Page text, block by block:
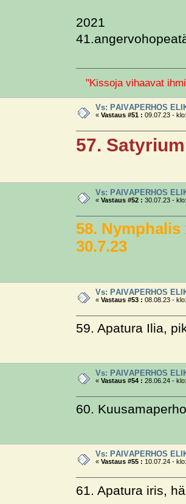
2021
"Kissoja vihaavat
Vs: PÄIVÄPERHOS
«Vastaus #51 : 09.07.23 -
57.
Vs: PÄIVÄPERHOS
«Vastaus #52 : 30.07.23 -
58.
30.7.23
Vs: PÄIVÄPERHOS
«Vastaus #53 : 08.08.23 -
59. Apatura Ilia,
Vs: PÄIVÄPERHOS
«Vastaus #54 : 28.06.24 -
60.
Vs: PÄIVÄPERHOS
«Vastaus #55 : 10.07.24 -
61. Apatura iris,